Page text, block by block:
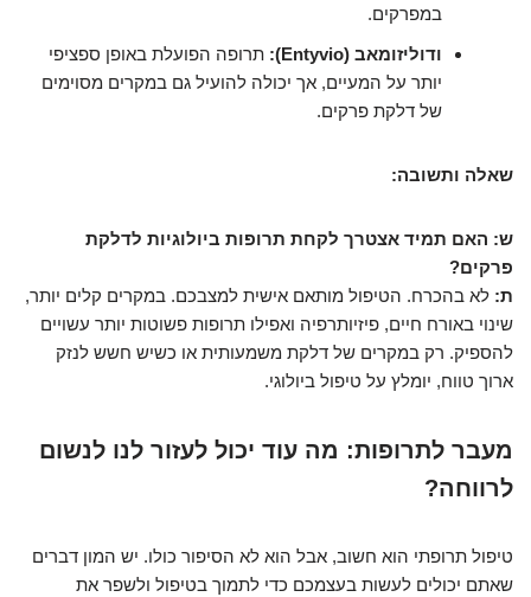
במפרקים.
ודוליזומאב (Entyvio):
תרופה הפועלת באופן ספציפי
יותר על המעיים, אך יכולה להועיל גם במקרים מסוימים
של דלקת פרקים.
שאלה ותשובה:
ש: האם תמיד אצטרך לקחת תרופות ביולוגיות לדלקת
פרקים?
ת: לא בהכרח. הטיפול מותאם אישית למצבכם. במקרים קלים יותר,
שינוי באורח חיים, פיזיותרפיה ואפילו תרופות פשוטות יותר עשויים
להספיק. רק במקרים של דלקת משמעותית או כשיש חשש לנזק
ארוך טווח, יומלץ על טיפול ביולוגי.
מעבר לתרופות: מה עוד יכול לעזור לנו לנשום
לרווחה?
טיפול תרופתי הוא חשוב, אבל הוא לא הסיפור כולו. יש המון דברים
שאתם יכולים לעשות בעצמכם כדי לתמוך בטיפול ולשפר את